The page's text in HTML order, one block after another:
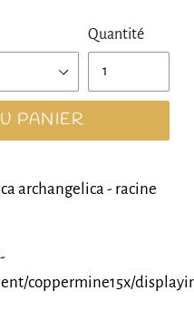
Quantité
PANIER
archangelica - racine
coppermine15x/